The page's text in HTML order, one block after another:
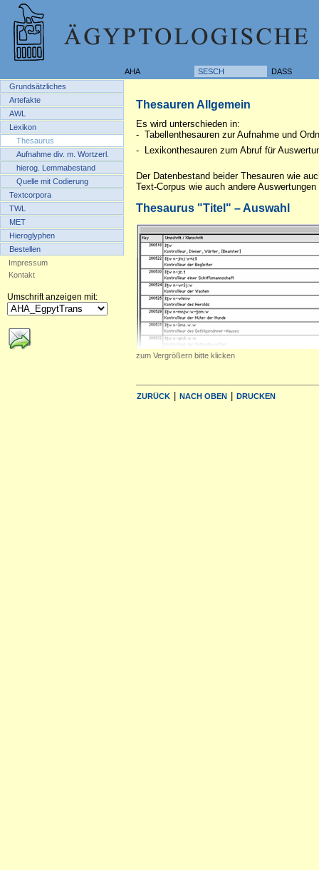
AHA SESCH
DASS
Grundsätzliches
Artefakte
AWL
Lexikon
Thesaurus
Aufnahme div. m. Wortzerl.
hierog. Lemmabestand
Quelle mit Codierung
Textcorpora
TWL
MET
Hieroglyphen
Bestellen
Impressum
Kontakt
Umschrift anzeigen mit:
Thesauren Allgemein
Es wird unterschieden in:
- Tabellenthesauren zur Aufnahme und
-
Lexikonthesauren zum Abruf für
Der Datenbestand beider Thesauren wie
Text-Corpus wie auch andere
Thesaurus "Titel" – Auswahl
zum Vergrößern bitte klicken
ZURÜCK NACH OBEN DRUCKEN